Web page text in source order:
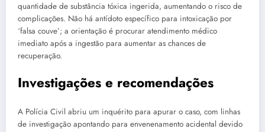
quantidade de substância tóxica ingerida, aumentando o risco de
complicações. Não há antídoto específico para intoxicação por
‘falsa couve’; a orientação é procurar atendimento médico
imediato após a ingestão para aumentar as chances de
recuperação.
Investigações e recomendações
A Polícia Civil abriu um inquérito para apurar o caso, com linhas
de investigação apontando para envenenamento acidental devido